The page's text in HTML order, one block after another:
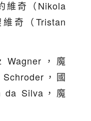
維奇（Nikola
奇（Tristan
，魔
，國
da Silva，魔